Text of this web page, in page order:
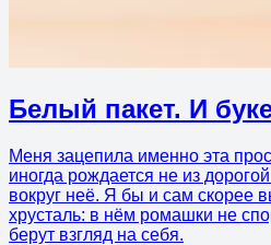
Белый пакет. И
Меня зацепила именно эта
иногда рождается не из
вокруг неё. Я бы и сам скорее
хрусталь: в нём ромашки не
берут взгляд на себя.